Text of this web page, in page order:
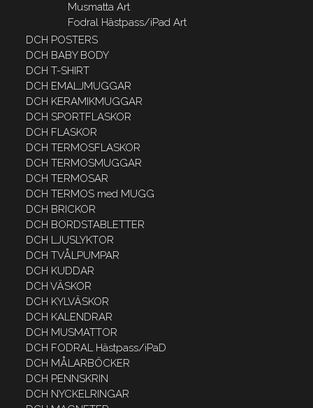
Musmatta Art
Fodral Hästpass/iPad Art
DCH POSTERS
DCH BABY BODY
DCH T-SHIRT
DCH EMALJMUGGAR
DCH KERAMIKMUGGAR
DCH SPORTFLASKOR
DCH FLASKOR
DCH TERMOSFLASKOR
DCH TERMOSMUGGAR
DCH TERMOSAR
DCH TERMOS med MUGG
DCH BRICKOR
DCH BORDSTABLETTER
DCH LJUSLYKTOR
DCH TVÅLPUMPAR
DCH KUDDAR
DCH VÄSKOR
DCH KYLVÄSKOR
DCH KALENDRAR
DCH MUSMATTOR
DCH FODRAL Hästpass/iPaD
DCH MÅLARBÖCKER
DCH PENNSKRIN
DCH NYCKELRINGAR